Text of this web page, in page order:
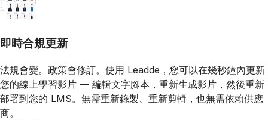
即時合規更新
法規會變。政策會修訂。使用 Leadde，您可以在幾秒鐘內更新
您的線上學習影片 — 編輯文字腳本，重新生成影片，然後重新
部署到您的 LMS。無需重新錄製、重新剪輯，也無需依賴供應
商。